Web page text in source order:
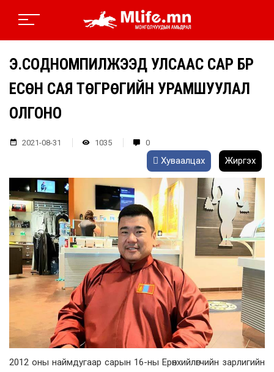
Э.СОДНОМПИЛЖЭЭД УЛСААС САР БҮР
ЕСӨН САЯ ТӨГРӨГИЙН УРАМШУУЛАЛ
ОЛГОНО
2021-08-31 1035 0
Хуваалцах Жиргэх
2012 оны наймдугаар сарын 16-ны Ерөнхийлөгчийн зарлигийн